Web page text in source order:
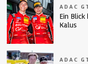
ADAC
Ein
Kalus
ADAC